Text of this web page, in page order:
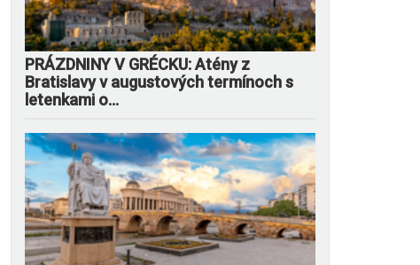
PRÁZDNINY V GRÉCKU: Atény z
Bratislavy v augustových termínoch s
letenkami o...